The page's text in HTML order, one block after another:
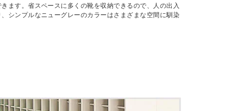
ます。省スペースに多くの靴を収納できるので、人の出入
シンプルなニューグレーのカラーはさまざまな空間に馴染